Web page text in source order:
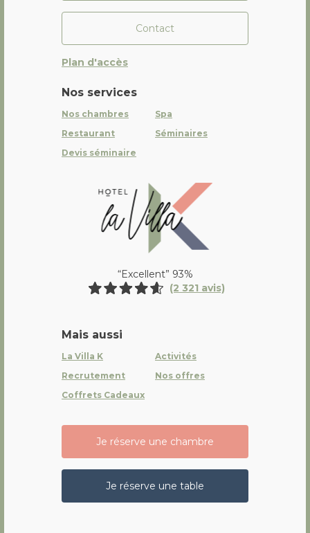
Contact
Plan d'accès
Nos services
Nos chambres
Spa
Restaurant
Séminaires
Devis séminaire
La Villa K Hôtel Spa Restaurant
“Excellent” 93%
(2 321 avis)
Mais aussi
La Villa K
Activités
Recrutement
Nos offres
Coffrets Cadeaux
Je réserve une chambre
Je réserve une table